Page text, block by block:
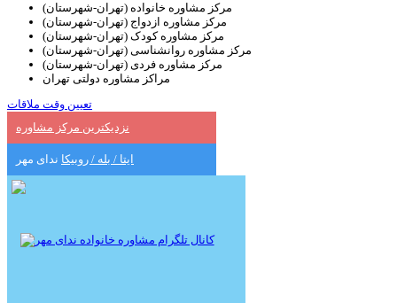
مرکز مشاوره خانواده (تهران-شهرستان)
مرکز مشاوره ازدواج (تهران-شهرستان)
مرکز مشاوره کودک (تهران-شهرستان)
مرکز مشاوره روانشناسی (تهران-شهرستان)
مرکز مشاوره فردی (تهران-شهرستان)
مراکز مشاوره دولتی تهران
تعیین وقت ملاقات
نزدیکترین مرکز مشاوره
ایتا / بله / روبیکا ندای مهر